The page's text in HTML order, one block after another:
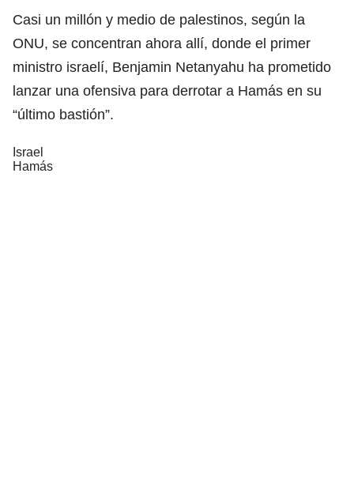
Casi un millón y medio de palestinos, según la
ONU, se concentran ahora allí, donde el primer
ministro israelí, Benjamin Netanyahu ha prometido
lanzar una ofensiva para derrotar a Hamás en su
“último bastión”.
Israel
Hamás